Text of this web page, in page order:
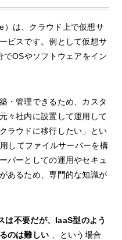
）は、クラウド上で仮想サ
ビスです。例として仮想サ
OSやソフトウェアをイン
・管理できるため、カスタ
々社内に設置して運用して
ラウドに移行したい」とい
してファイルサーバーを構
バーとしての運用やセキュ
あるため、専門的な知識が
は不要だが、IaaS型のよう
のは難しい
、という場合